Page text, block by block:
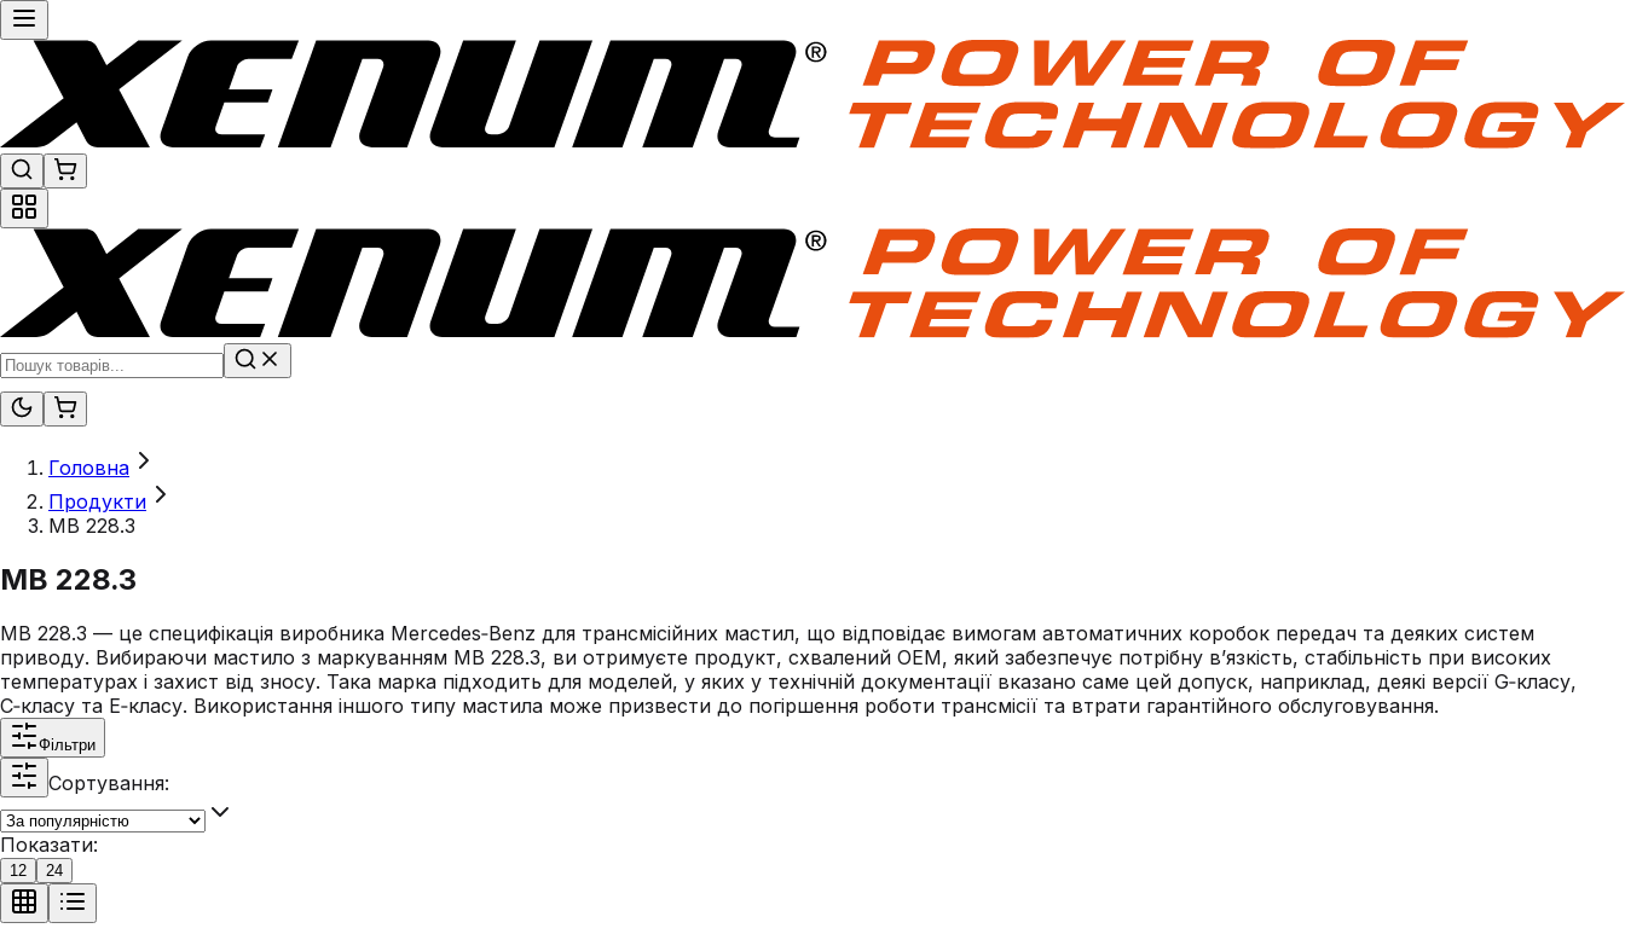
Головна
Продукти
MB 228.3
MB 228.3
MB 228.3 — це специфікація виробника Mercedes‑Benz для трансмісійних мастил, що відповідає вимогам автоматичних коробок передач та деяких систем
приводу. Вибираючи мастило з маркуванням MB 228.3, ви отримуєте продукт, схвалений OEM, який забезпечує потрібну в’язкість, стабільність при високих
температурах і захист від зносу. Така марка підходить для моделей, у яких у технічній документації вказано саме цей допуск, наприклад, деякі версії G‑класу,
C‑класу та E‑класу. Використання іншого типу мастила може призвести до погіршення роботи трансмісії та втрати гарантійного обслуговування.
Фільтри
Сортування:
Показати:
12 24